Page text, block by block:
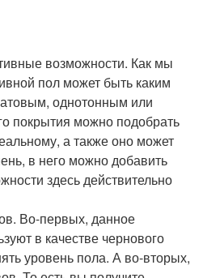
возможности. Как мы
пол может быть каким
однотонным или
покрытия можно подобрать
а также оно может
в него можно добавить
здесь действительно
Во-первых, данное
в качестве чернового
уровень пола. А во-вторых,